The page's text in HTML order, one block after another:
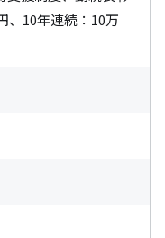
、10年連続：10万